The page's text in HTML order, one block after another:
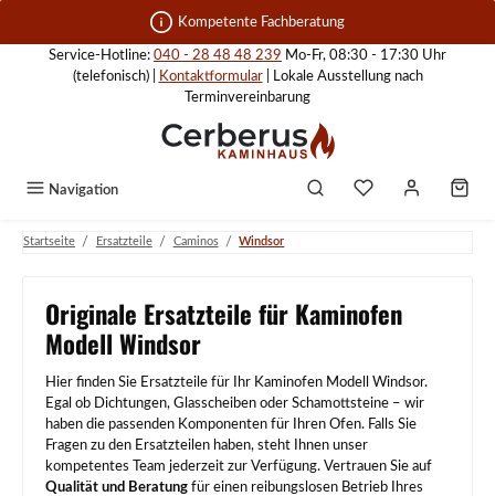
Zum Hauptinhalt springen Kompetente Fachberatung
Service-Hotline: 040 - 28 48 48 239 Mo-Fr, 08:30 - 17:30 Uhr
(telefonisch) |
Kontaktformular| Lokale Ausstellung nach
Terminvereinbarung
Navigation
Startseite / Ersatzteile / Caminos / Windsor
Originale Ersatzteile für Kaminofen
Modell Windsor
Hier finden Sie Ersatzteile für Ihr Kaminofen Modell Windsor.
Egal ob Dichtungen, Glasscheiben oder Schamottsteine – wir
haben die passenden Komponenten für Ihren Ofen. Falls Sie
Fragen zu den Ersatzteilen haben, steht Ihnen unser
kompetentes Team jederzeit zur Verfügung. Vertrauen Sie auf
Qualität und Beratung für einen reibungslosen Betrieb Ihres